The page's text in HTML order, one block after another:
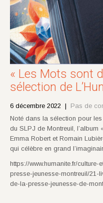
« Les Mots sont
sélection de
6 décembre 2022 | Pas de
Noté dans la sélection pour
du SLPJ de Montreuil,
Emma Robert et Romain
qui célèbre en grand
https://www.humanite.fr/
presse-jeunesse-montreuil/
de-la-presse-jeunesse-de-